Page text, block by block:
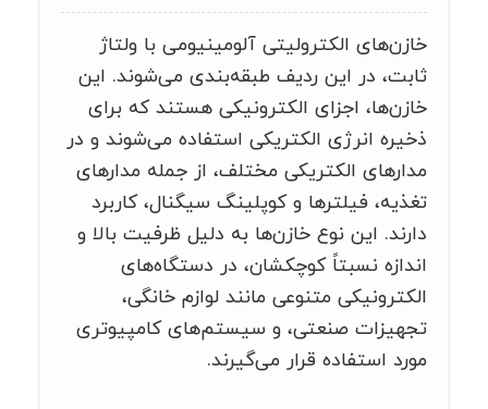
خازن‌های الکترولیتی آلومینیومی با ولتاژ
ثابت، در این ردیف طبقه‌بندی می‌شوند. این
خازن‌ها، اجزای الکترونیکی هستند که برای
ذخیره انرژی الکتریکی استفاده می‌شوند و در
مدارهای الکتریکی مختلف، از جمله مدارهای
تغذیه، فیلترها و کوپلینگ سیگنال، کاربرد
دارند. این نوع خازن‌ها به دلیل ظرفیت بالا و
اندازه نسبتاً کوچکشان، در دستگاه‌های
الکترونیکی متنوعی مانند لوازم خانگی،
تجهیزات صنعتی، و سیستم‌های کامپیوتری
مورد استفاده قرار می‌گیرند.